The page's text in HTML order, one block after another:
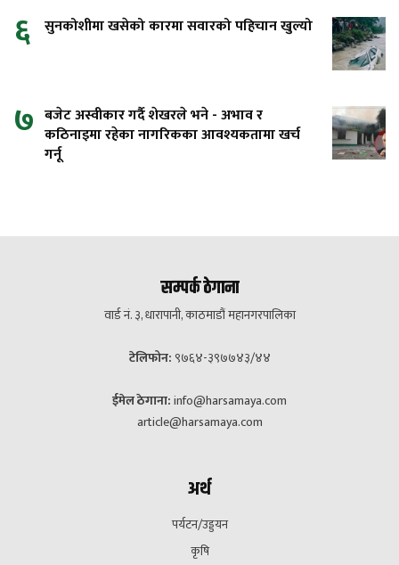
६ सुनकोशीमा खसेको कारमा सवारको पहिचान खुल्यो
७ बजेट अस्वीकार गर्दै शेखरले भने - अभाव र
कठिनाइमा रहेका नागरिकका आवश्यकतामा खर्च
गर्नू
सम्पर्क ठेगाना
वार्ड नं. ३, धारापानी, काठमाडौं महानगरपालिका
टेलिफोन: ९७६४-३९७७४३/४४
ईमेल ठेगाना:info@harsamaya.com
article@harsamaya.com
अर्थ
पर्यटन/उड्डयन
कृषि